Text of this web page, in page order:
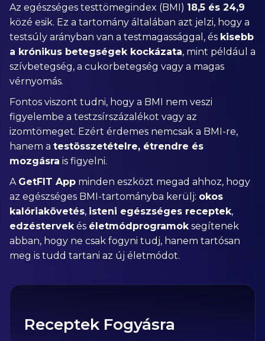
Az egészséges testtömegindex (BMI) 18,5 és 24,9
közé esik. Ez a tartomány általában azt jelzi, hogy a
testsúly arányban van a testmagassággal, és kisebb
a krónikus betegségek kockázata, mint például a
szívbetegség, a cukorbetegség vagy a magas
vérnyomás.
Fontos viszont tudni, hogy a BMI nem veszi
figyelembe a testzsírszázalékot vagy az
izomtömeget. Ezért érdemes nemcsak a BMI-re,
hanem a testösszetételre, étrendre és
mozgásra is figyelni.
A GetFIT App minden eszközt megad ahhoz, hogy
az egészséges BMI-tartományba kerülj: okos
kalóriakövetés, isteni egészséges receptek,
edzéstervekés életmódprogramoksegítenek
abban, hogy ne csak fogyni tudj, hanem tartósan
meg is tudd tartani az új életmódot.
Receptek Fogyásra